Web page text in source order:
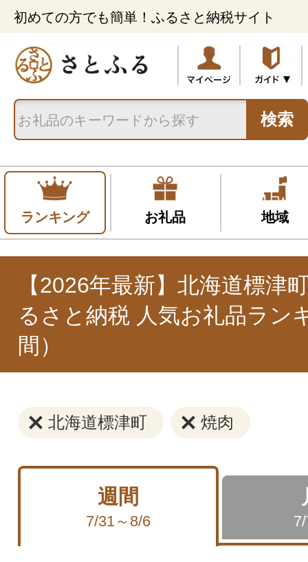
初めての方でも簡単！ふるさと納税サイト
検索
ランキング お礼品 地域
【2026年最新】北海道標津
るさと納税 人気お礼品ラン
間）
北海道標津町 焼肉
週間
7/31～8/6